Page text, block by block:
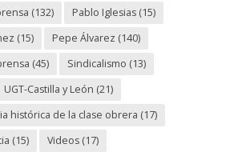
(132) Pablo Iglesias(15)
(15) Pepe Álvarez (140)
(45) Sindicalismo (13)
UGT-Castilla y León (21)
histórica de la clase obrera (17)
(15) Videos(17)